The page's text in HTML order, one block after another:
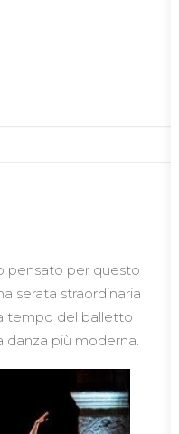
quest’anno ha
pensato per questo
serata straordinaria
tempo del balletto
danza più moderna.